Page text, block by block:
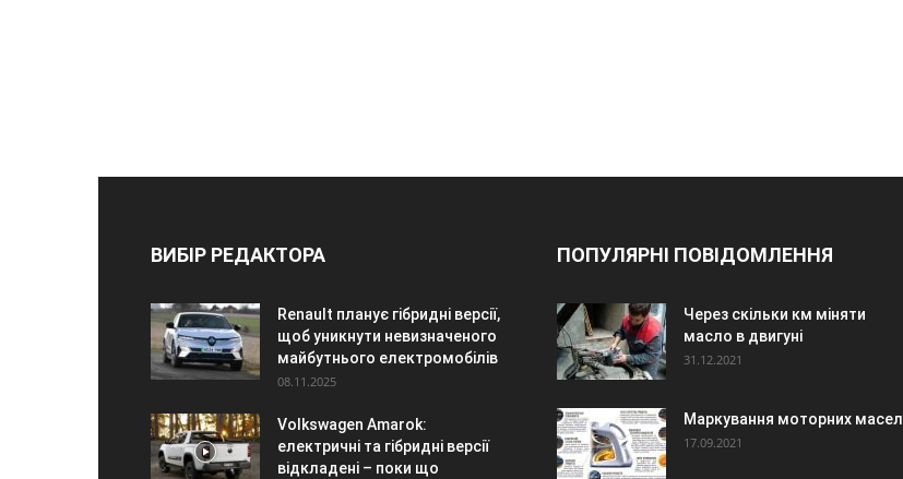
ВИБІР РЕДАКТОРА
Renault планує гібридні версії,
щоб уникнути невизначеного
майбутнього електромобілів
08.11.2025
Volkswagen Amarok:
електричні та гібридні версії
відкладені – поки що
ПОПУЛЯРНІ ПОВІДОМЛЕННЯ
Через скільки км міняти
масло в двигуні
31.12.2021
Маркування моторних масел
17.09.2021